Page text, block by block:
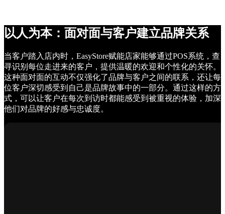
以人为本：面对面与客户建立品牌关系
当客户踏入店内时，EasyStore赋能店家能够通过POS系统，查
寻识别每位走进来的客户，提供温暖的欢迎和个性化的关怀。
这种面对面的互动不仅强化了品牌与客户之间的联系，还让每
位客户深切感受到自己是品牌故事中的一部分。通过这样的方
式，可以让客户在每次到访时都能感受到被重视的体验，加深
他们对品牌的好感与忠诚度。